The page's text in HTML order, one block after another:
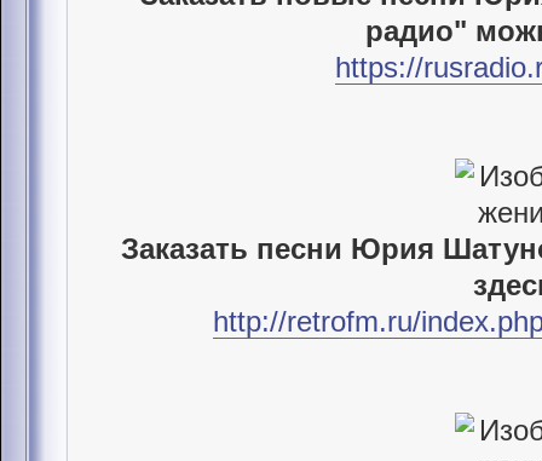
радио"
https://
Заказать песни Юрия
http://retrofm.ru/